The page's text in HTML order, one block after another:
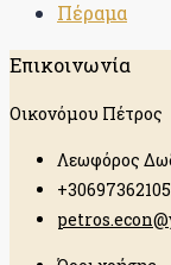
Πέραμα
Επικοινωνία
Οικονόμου Πέτρος
Λεωφόρος